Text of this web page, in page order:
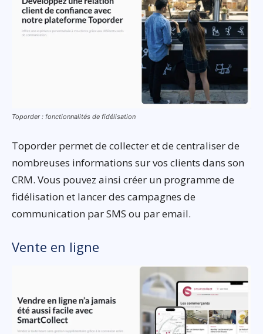
Toporder : fonctionnalités de fidélisation
Toporder permet de collecter et de centraliser de
nombreuses informations sur vos clients dans son
CRM. Vous pouvez ainsi créer un programme de
fidélisation et lancer des campagnes de
communication par SMS ou par email.
Vente en ligne